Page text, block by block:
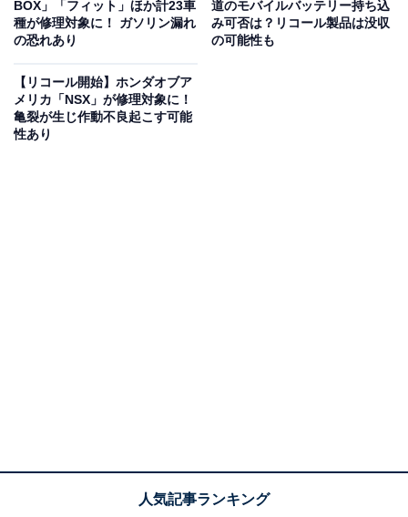
載された商品を所有している場合は、直ちにメーカーの
案内に従いましょう。
あります。リコール品の取扱いについては、必ず事業者
の公式サイトなどで最新情報をご確認ください。
BOX」「フィット」ほか計23車
種が修理対象に！ ガソリン漏れ
の恐れあり
道のモバイルバッテリー持ち込
み可否は？リコール製品は没収
の可能性も
【リコール開始】ホンダオブア
メリカ「NSX」が修理対象に！
亀裂が生じ作動不良起こす可能
性あり